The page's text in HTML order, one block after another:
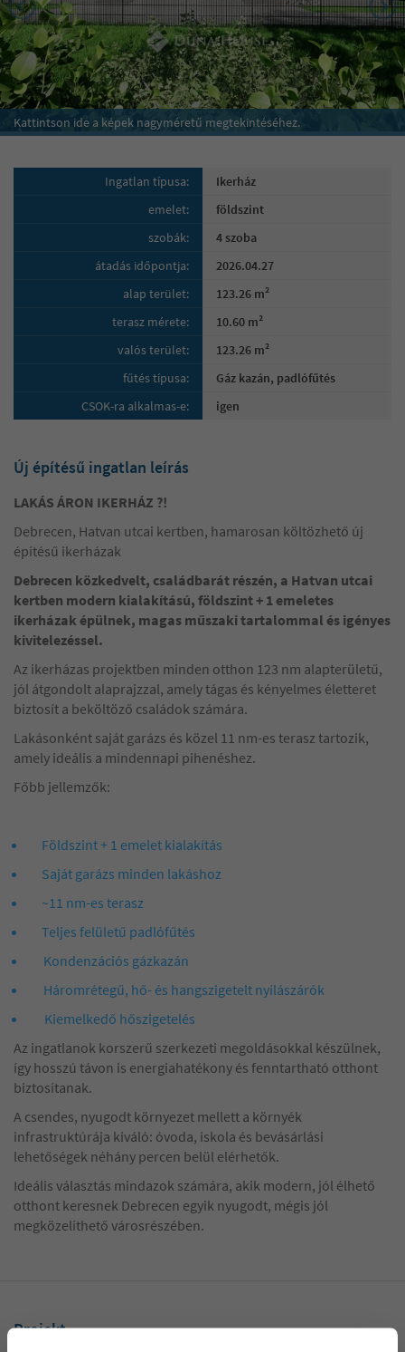
Kattintson ide a képek nagyméretű megtekintéséhez.
Ingatlan típusa:
Ikerház
emelet:
földszint
szobák:
4 szoba
átadás időpontja:
2026.04.27
alap terület:
123.26 m²
terasz mérete:
10.60 m²
valós terület:
123.26 m²
fűtés típusa:
Gáz kazán, padlófűtés
CSOK-ra alkalmas-e:
igen
Új építésű ingatlan leírás
LAKÁS ÁRON IKERHÁZ ?!
Debrecen, Hatvan utcai kertben, hamarosan költözhető új
építésű ikerházak
Debrecen közkedvelt, családbarát részén, a Hatvan utcai
kertben modern kialakítású, földszint + 1 emeletes
ikerházak épülnek, magas műszaki tartalommal és igényes
kivitelezéssel.
Az ikerházas projektben minden otthon 123 nm alapterületű,
jól átgondolt alaprajzzal, amely tágas és kényelmes életteret
biztosít a beköltöző családok számára.
Lakásonként saját garázs és közel 11 nm-es terasz tartozik,
amely ideális a mindennapi pihenéshez.
Főbb jellemzők:
Földszint + 1 emelet kialakítás
Saját garázs minden lakáshoz
~11 nm-es terasz
Teljes felületű padlófűtés
Kondenzációs gázkazán
Háromrétegű, hő- és hangszigetelt nyílászárók
Kiemelkedő hőszigetelés
Az ingatlanok korszerű szerkezeti megoldásokkal készülnek,
így hosszú távon is energiahatékony és fenntartható otthont
biztosítanak.
A csendes, nyugodt környezet mellett a környék
infrastruktúrája kiváló: óvoda, iskola és bevásárlási
lehetőségek néhány percen belül elérhetők.
Ideális választás mindazok számára, akik modern, jól élhető
otthont keresnek Debrecen egyik nyugodt, mégis jól
megközelíthető városrészében.
Projekt